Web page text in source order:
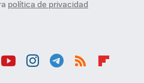
política de privacidad